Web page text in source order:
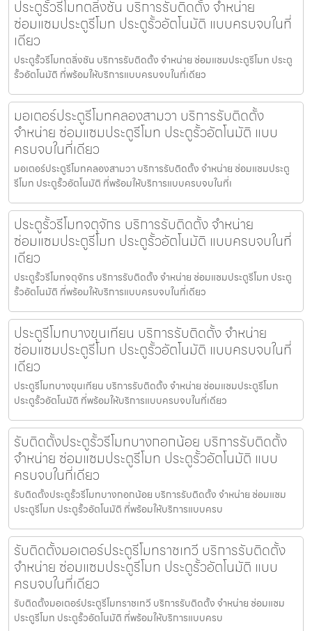
ประตูรั้วรีโมทตลิ่งชัน บริการรับติดตั้ง จำหน่าย
ซ่อมแซมประตูรีโมท ประตูรั้วอัตโนมัติ แบบครบจบในที่
เดียว
ประตูรั้วรีโมทตลิ่งชัน บริการรับติดตั้ง จำหน่าย ซ่อมแซมประตูรีโมท ประตู
รั้วอัตโนมัติ ที่พร้อมให้บริการแบบครบจบในที่เดียว
มอเตอร์ประตูรีโมทคลองสามวา บริการรับติดตั้ง
จำหน่าย ซ่อมแซมประตูรีโมท ประตูรั้วอัตโนมัติ แบบ
ครบจบในที่เดียว
มอเตอร์ประตูรีโมทคลองสามวา บริการรับติดตั้ง จำหน่าย ซ่อมแซมประตู
รีโมท ประตูรั้วอัตโนมัติ ที่พร้อมให้บริการแบบครบจบในที่เ
ประตูรั้วรีโมทจตุจักร บริการรับติดตั้ง จำหน่าย
ซ่อมแซมประตูรีโมท ประตูรั้วอัตโนมัติ แบบครบจบในที่
เดียว
ประตูรั้วรีโมทจตุจักร บริการรับติดตั้ง จำหน่าย ซ่อมแซมประตูรีโมท ประตู
รั้วอัตโนมัติ ที่พร้อมให้บริการแบบครบจบในที่เดียว
ประตูรีโมทบางขุนเทียน บริการรับติดตั้ง จำหน่าย
ซ่อมแซมประตูรีโมท ประตูรั้วอัตโนมัติ แบบครบจบในที่
เดียว
ประตูรีโมทบางขุนเทียน บริการรับติดตั้ง จำหน่าย ซ่อมแซมประตูรีโมท
ประตูรั้วอัตโนมัติ ที่พร้อมให้บริการแบบครบจบในที่เดียว
รับติดตั้งประตูรั้วรีโมทบางกอกน้อย บริการรับติดตั้ง
จำหน่าย ซ่อมแซมประตูรีโมท ประตูรั้วอัตโนมัติ แบบ
ครบจบในที่เดียว
รับติดตั้งประตูรั้วรีโมทบางกอกน้อย บริการรับติดตั้ง จำหน่าย ซ่อมแซม
ประตูรีโมท ประตูรั้วอัตโนมัติ ที่พร้อมให้บริการแบบครบ
รับติดตั้งมอเตอร์ประตูรีโมทราชเทวี บริการรับติดตั้ง
จำหน่าย ซ่อมแซมประตูรีโมท ประตูรั้วอัตโนมัติ แบบ
ครบจบในที่เดียว
รับติดตั้งมอเตอร์ประตูรีโมทราชเทวี บริการรับติดตั้ง จำหน่าย ซ่อมแซม
ประตูรีโมท ประตูรั้วอัตโนมัติ ที่พร้อมให้บริการแบบครบ